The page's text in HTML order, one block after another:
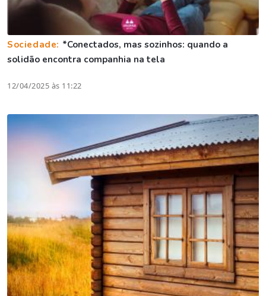
Sociedade: *Conectados, mas sozinhos: quando a
solidão encontra companhia na tela
12/04/2025 às 11:22